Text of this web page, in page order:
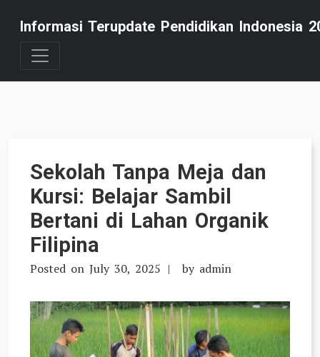
content
Informasi Terupdate Pendidikan Indonesia
Sekolah Tanpa Meja dan
Kursi: Belajar Sambil
Bertani di Lahan Organik
Filipina
Posted on July 30, 2025 by admin